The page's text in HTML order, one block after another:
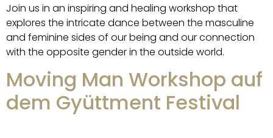
Join us in an inspiring and healing workshop that
explores the intricate dance between the masculine
and feminine sides of our being and our connection
with the opposite gender in the outside world.
Moving Man Workshop auf
dem Gyüttment Festival